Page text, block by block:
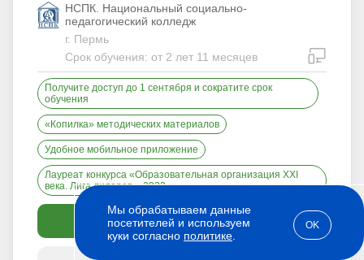
НСПК. Национальный социально-
педагогический колледж
г. Пермь
Срок обучения: от 2 лет 11 месяцев
Получите доступ до 1 сентября и сократите срок
обучения
«Копилка» методических материалов
Удобное мобильное приложение
Лауреат конкурса «Образовательная организация XXI
века. Лига лидеров – 2023»
Спросить или поступить
Мы обрабатываем данные
посетителей и используем
куки согласно политике
OK